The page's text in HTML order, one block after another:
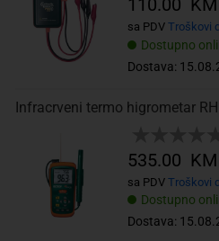
Dostupno
Dostava:
110.00 KM
sa PDV Troškovi
Infracrveni termo higrometar
Dostupno
Dostava:
535.00 KM
sa PDV Troškovi